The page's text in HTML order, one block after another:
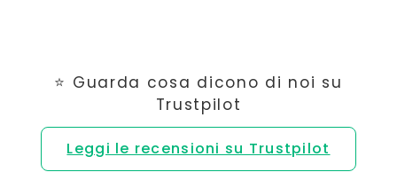
⭐ Guarda cosa dicono di noi su
Trustpilot
Leggi le recensioni su Trustpilot